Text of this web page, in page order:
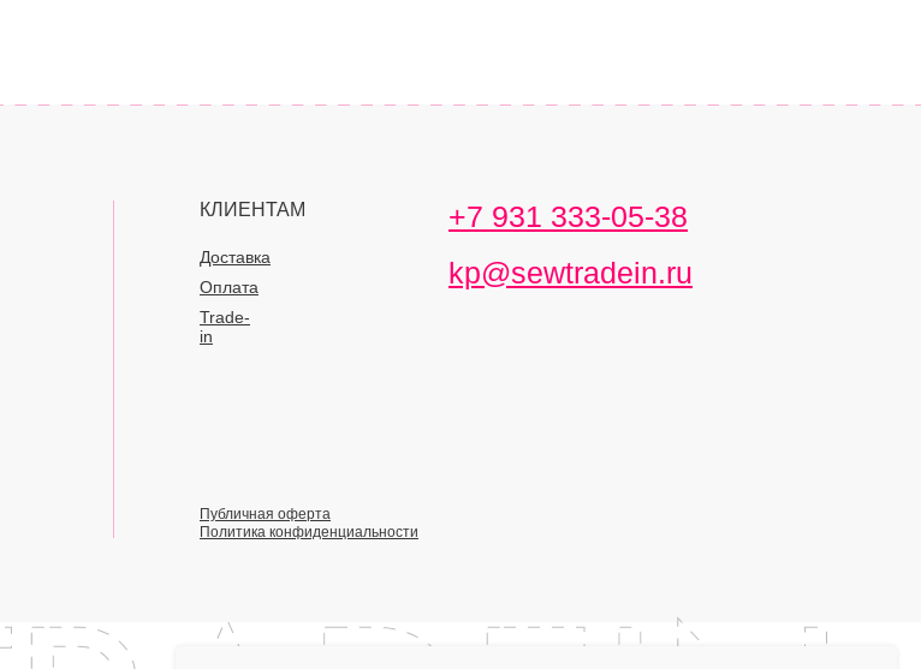
КЛИЕНТАМ
Доставка
Оплата
Trade-
in
+7 931 333-05-38
kp@sewtradein.ru
Политика конфиденциальности
Публичная оферта